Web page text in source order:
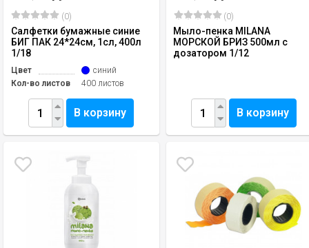
(0)
Салфетки бумажные синие
БИГ ПАК 24*24см, 1сл, 400л
1/18
Цвет
синий
Кол-во листов
400 листов
В корзину
(0)
Мыло-пенка MILANA
МОРСКОЙ БРИЗ 500мл с
дозатором 1/12
В корзину